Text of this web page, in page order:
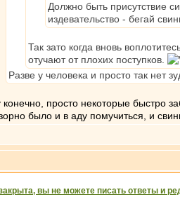
Должно быть присутствие
издевательство - бегай
Так зато когда вновь
отучают от плохих поступков.
Разве у человека и просто так нет
конечно, просто некоторые быстро
было и в аду помучиться, и